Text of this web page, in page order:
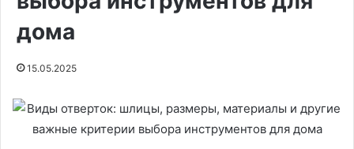
дома
15.05.2025